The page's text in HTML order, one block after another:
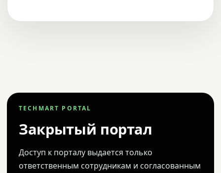
TECHMART PORTAL
Закрытый портал
Доступ к порталу выдается только
ответственным сотрудникам и согласованным